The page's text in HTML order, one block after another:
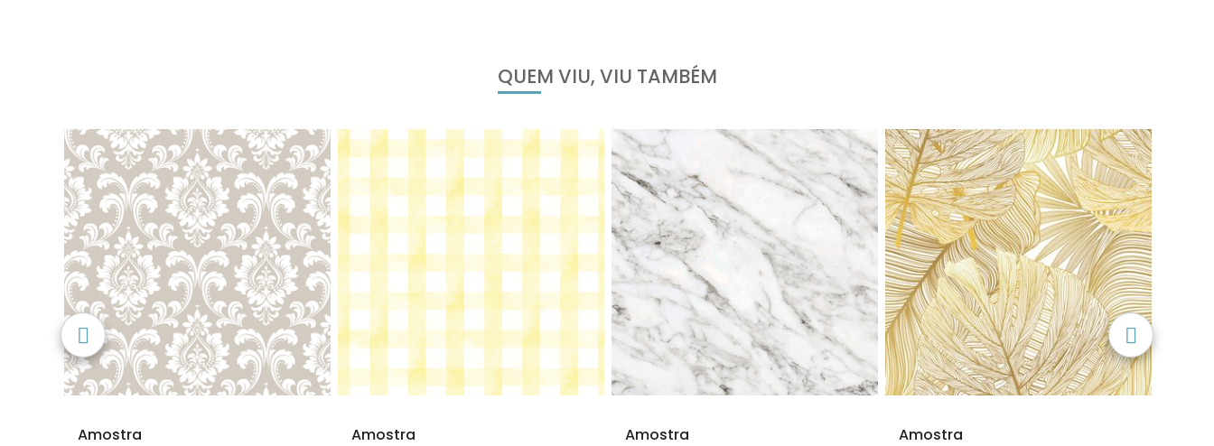
QUEM VIU, VIU TAMBÉM
Amostra Amostra Amostra Amostra